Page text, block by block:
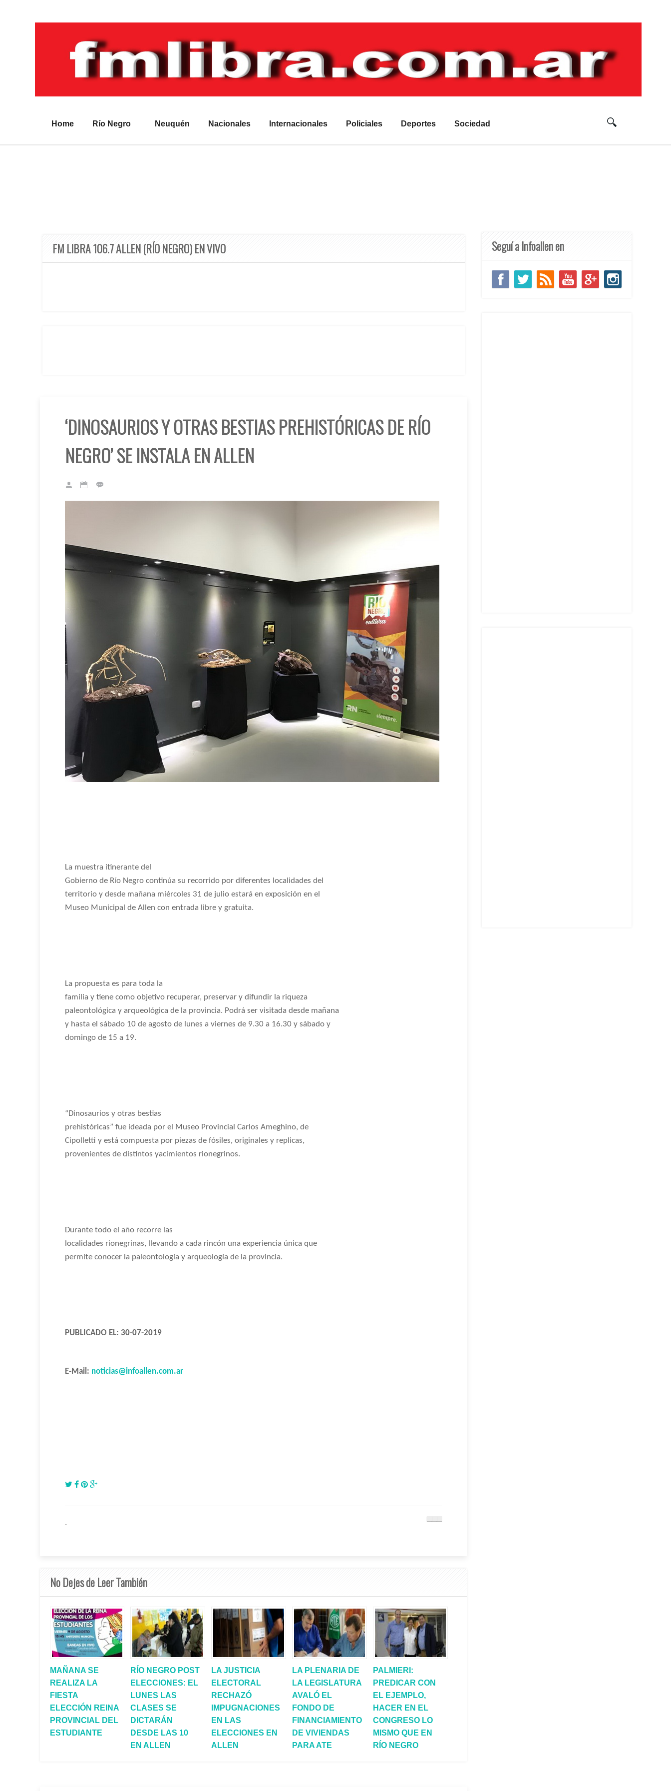
Home Río Negro Neuquén Nacionales Internacionales Policiales Deportes Sociedad
FM LIBRA 106.7 ALLEN (RÍO NEGRO) EN VIVO
‘DINOSAURIOS Y OTRAS BESTIAS PREHISTÓRICAS DE RÍO
NEGRO’ SE INSTALA EN ALLEN
La muestra itinerante del
Gobierno de Río Negro continúa su recorrido por diferentes localidades del
territorio y desde mañana miércoles 31 de julio estará en exposición en el
Museo Municipal de Allen con entrada libre y gratuita.
La propuesta es para toda la
familia y tiene como objetivo recuperar, preservar y difundir la riqueza
paleontológica y arqueológica de la provincia. Podrá ser visitada desde mañana
y hasta el sábado 10 de agosto de lunes a viernes de 9.30 a 16.30 y sábado y
domingo de 15 a 19.
“Dinosaurios y otras bestias
prehistóricas” fue ideada por el Museo Provincial Carlos Ameghino, de
Cipolletti y está compuesta por piezas de fósiles, originales y replicas,
provenientes de distintos yacimientos rionegrinos.
Durante todo el año recorre las
localidades rionegrinas, llevando a cada rincón una experiencia única que
permite conocer la paleontología y arqueología de la provincia.
PUBLICADO EL: 30-07-2019
E-Mail: noticias@infoallen.com.ar
.
No Dejes de Leer También
MAÑANA SE
REALIZA LA
FIESTA
ELECCIÓN REINA
PROVINCIAL DEL
ESTUDIANTE
RÍO NEGRO POST
ELECCIONES: EL
LUNES LAS
CLASES SE
DICTARÁN
DESDE LAS 10
EN ALLEN
LA JUSTICIA
ELECTORAL
RECHAZÓ
IMPUGNACIONES
EN LAS
ELECCIONES EN
ALLEN
LA PLENARIA DE
LA LEGISLATURA
AVALÓ EL
FONDO DE
FINANCIAMIENTO
DE VIVIENDAS
PARA ATE
PALMIERI:
PREDICAR CON
EL EJEMPLO,
HACER EN EL
CONGRESO LO
MISMO QUE EN
RÍO NEGRO
Seguí a Infoallen en